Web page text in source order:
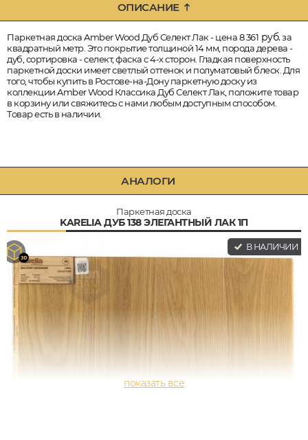
ОПИСАНИЕ
Паркетная доска Amber Wood Дуб Селект Лак - цена 8 361 руб.за
квадратный метр. Это покрытие толщиной 14 мм, порода дерева -
дуб, сортировка - селект, фаска с 4-х сторон. Гладкая поверхность
паркетной доски имеет светлый оттенок и полуматовый блеск. Для
того, чтобы купить в Ростове-на-Дону паркетную доску из
коллекции Amber Wood Классика Дуб Селект Лак, положите товар
в корзину или свяжитесь с нами любым доступным способом.
Товар есть в наличии.
АНАЛОГИ
Паркетная доска
KARELIA ДУБ 138 ЭЛЕГАНТНЫЙ ЛАК 1П
В НАЛИЧИИ